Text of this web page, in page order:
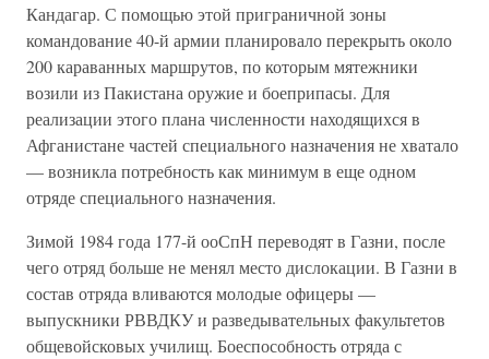
Кандагар. С помощью этой приграничной зоны
командование 40-й армии планировало перекрыть около
200 караванных маршрутов, по которым мятежники
возили из Пакистана оружие и боеприпасы. Для
реализации этого плана численности находящихся в
Афганистане частей специального назначения не хватало
— возникла потребность как минимум в еще одном
отряде специального назначения.
Зимой 1984 года 177-й ооСпН переводят в Газни, после
чего отряд больше не менял место дислокации. В Газни в
состав отряда вливаются молодые офицеры —
выпускники РВВДКУ и разведывательных факультетов
общевойсковых училищ. Боеспособность отряда с